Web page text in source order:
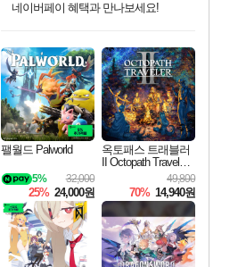
최대 90% 할인가를 만나보세요!
네이버혜택과 함께 만나보세요!
50%할인&추가 적립까지!
네이버 포인트 혜택까지!
이니&베니 혜택까지!
네이버 혜택가와 함께 예약하세요!
할인&네이버혜택으로 만나보세요!
네이버페이 혜택과 만나보세요!
40주년 프로모션으로 만나보세요!
할인가에 만나보세요!
일부 에디션 상시 할인!
혜택으로 예약 판매 중
편안하게 충전하세요
팰월드 Palworld
32,000
5%
25% 24,000원
옥토패스 트래블러
II Octopath Traveler I
49,800
70% 14,940원